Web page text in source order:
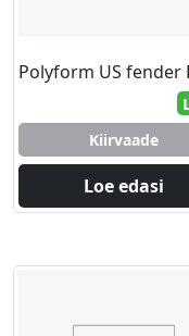
Kiirvaade
Loe edasi